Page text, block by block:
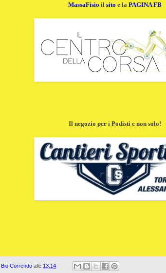
MassaFisio il sito e la PAGINA FB
Il negozio per i Podisti e non solo!
Bio Correndo alle 13:14